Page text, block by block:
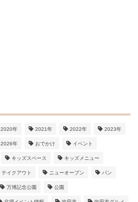
2020年 2021年 2022年 2023年
2026年 おでかけ イベント
キッズスペース キッズメニュー
テイクアウト ニューオープン パン
万博記念公園 公園